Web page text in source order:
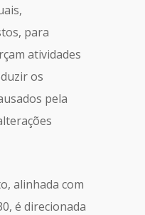
para
atividades
os
pela
alinhada com
é direcionada